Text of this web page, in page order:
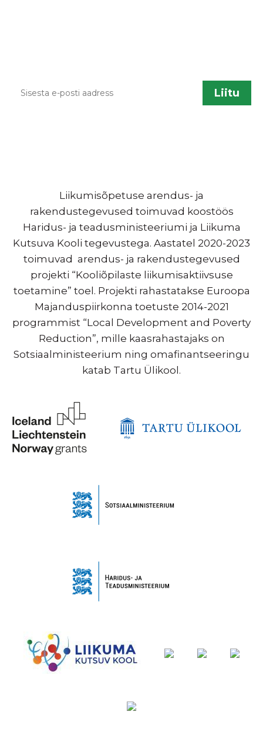
Liikumisõpetuse arendus- ja
rakendustegevused toimuvad koostöös
Haridus- ja teadusministeeriumi ja Liikuma
Kutsuva Kooli tegevustega. Aastatel 2020-2023
toimuvad arendus- ja rakendustegevused
projekti “Kooliõpilaste liikumisaktiivsuse
toetamine” toel. Projekti rahastatakse Euroopa
Majanduspiirkonna toetuste 2014-2021
programmist “Local Development and Poverty
Reduction”, mille kaasrahastajaks on
Sotsiaalministeerium ning omafinantseeringu
katab Tartu Ülikool.